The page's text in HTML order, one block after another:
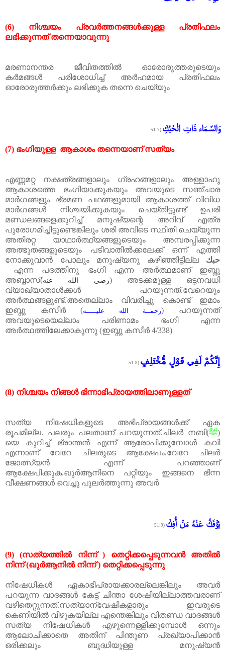
(6) നിശ്ചയം പ്രവർത്തനങ്ങൾക്കുള്ള
പ്രതിഫലം
ലഭിക്കുന്നത് തന്നെയാവുന്നു
മരണാനന്തര ജീവിതത്തിൽ
ഓരോരുത്തരുടെയും
കർമങ്ങൾ
പരിശോധിച്ച് അർഹമായ
പ്രതിഫലം
ഓരോരുത്തർക്കും ലഭിക്കുക തന്നെ ചെയ്യും
وَالسَّمَاء ذَاتِ الْحُبُكِ (51:7
(7) ഭംഗിയുള്ള ആകാശം തന്നെയാണ് സത്യം
എണ്ണമറ്റ നക്ഷത്രങ്ങളാലും ഗ്രഹങ്ങളാലും
അള്ളാഹു
ആകാശത്തെ
ഭംഗിയാക്കുകയും അവയുടെ
സഞ്ചാര
മാർഗങ്ങളും
ഭ്രമണ പഥങ്ങളുമായി ആകാശത്ത്
വിവിധ
മാർഗങ്ങൾ
നിശ്ചയിക്കുകയും ചെയ്തിട്ടുണ്ട്
ഉപരി
മണ്ഡലങ്ങളെക്കുറിച്ച്
മനുഷ്യന്റെ അറിവ്
എത്ര
പുരോഗമിച്ചിട്ടുണ്ടെങ്കിലും ശരി അവിടെ സ്ഥിതി ചെയ്യുന്ന
അതിരറ്റ
യാഥാർത്ഥ്യങ്ങളുടെയും
അമ്പരപ്പിക്കുന്ന
അത്ഭുതങ്ങളുടെയും
പടിവാതിൽക്കലേക്ക് ഒന്ന്
എത്തി
നോക്കുവാൻ
പോലും മനുഷ്യനു കഴിഞ്ഞിട്ടില്ല حبك
എന്ന
പദത്തിനു ഭംഗി എന്ന അർത്ഥമാണ്
ഇബ്നു
അബ്ബാസ്(رضي الله عنه) അടക്കമുള്ള
ഒട്ടനവധി
വ്യാഖ്യാതാൾക്കൾ
പറയുന്നത്.വേറെയും
അർത്ഥങ്ങളുണ്ട്.അതെല്ലാം വിവരിച്ചു കൊണ്ട്
ഇമാം
ഇബ്നു
കസീർ(رحمــة الله عليـــــه) പറയുന്നത്
അവയുടെയെല്ലാം
പരിണാമം ഭംഗി
എന്ന
അർത്ഥത്തിലേക്കാകുന്നു (ഇബ്നു കസീർ4/338)
إِنَّكُمْ لَفِي قَوْلٍ مُّخْتَلِفٍ (51:8
(8) നിശ്ചയം നിങ്ങൾ ഭിന്നാഭിപ്രായത്തിലാണുള്ളത്
സത്യ നിഷേധികളുടെ അഭിപ്രായങ്ങൾക്ക്
ഏക
രൂപമില്ല. പലരും പലതാണ് പറയുന്നത്. ചിലർ നബി(ﷺ)
യെ
കുറിച്ച് ഭ്രാന്തൻ എന്ന് ആരോപിക്കുമ്പോൾ
കവി
എന്നാണ്
വേറേ ചിലരുടെ ആക്ഷേപം.വേറേ
ചിലർ
ജോത്സ്യൻ
എന്ന്
പറഞ്ഞാണ്
ആക്ഷേപിക്കുക.ഖുർആനിനെ പറ്റിയും ഇങ്ങനെ
ഭിന്ന
വീക്ഷണങ്ങൾ വെച്ചു പുലർത്തുന്നു അവർ
يُؤْفَكُ عَنْهُ مَنْ أُفِكَ (51:9
(9) (സത്യത്തിൽ നിന്ന്) തെറ്റിക്കപ്പെടുന്നവൻ
അതിൽ
നിന്ന്(ഖുർആനിൽ നിന്ന്) തെറ്റിക്കപ്പെടുന്നു
നിഷേധികൾ ഏകാഭിപ്രായക്കാരല്ലെങ്കിലും
അവർ
പറയുന്ന വാദങ്ങൾ കേട്ട് ചിന്താ ശേഷിയില്ലാത്തവരാണ്
വഴിതെറ്റുന്നത്.സത്യാന്വേഷികളാരും
ഇവരുടെ
കെണിയിൽ വീഴുകയില്ല എന്തെങ്കിലും വിതണ്ഡ വാദങ്ങൾ
സത്യ നിഷേധികൾ എഴുന്നെള്ളിക്കുമ്പോൾ ഒന്നും
ആലോചിക്കാതെ അതിന് പിന്തുണ പ്രഖ്യാപിക്കാൻ
ഒരിക്കലും ബുദ്ധിയുള്ള മനുഷ്യൻ